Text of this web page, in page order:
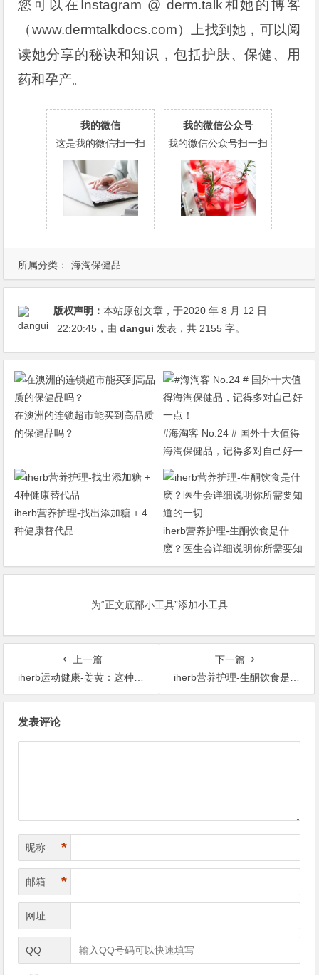
所属分类： 海淘保健品
您可以在Instagram @ derm.talk和她的博客
（www.dermtalkdocs.com）上找到她，可以阅
读她分享的秘诀和知识，包括护肤、保健、用
药和孕产。
我的微信
这是我的微信扫一扫
我的微信公众号
我的微信公众号扫一扫
版权声明：本站原创文章，于2020 年 8 月 12 日
22:20:45 ，由dangui 发表，共 2155 字。
在澳洲的连锁超市能买到高品质
的保健品吗？
#海淘客 No.24 # 国外十大值得
海淘保健品，记得多对自己好一
点！
iherb营养护理-找出添加糖 + 4
种健康替代品
iherb营养护理-生酮饮食是什
麽？医生会详细说明你所需要知
道的一切
为“正文底部小工具”添加小工具
上一篇
iherb运动健康-姜黄：这种强大的香料有助于运动表现吗？
下一篇
iherb营养护理-生酮饮食是什麽？医生会详细说明你所需要知道的一切
发表评论
昵称 *
邮箱 *
网址
QQ